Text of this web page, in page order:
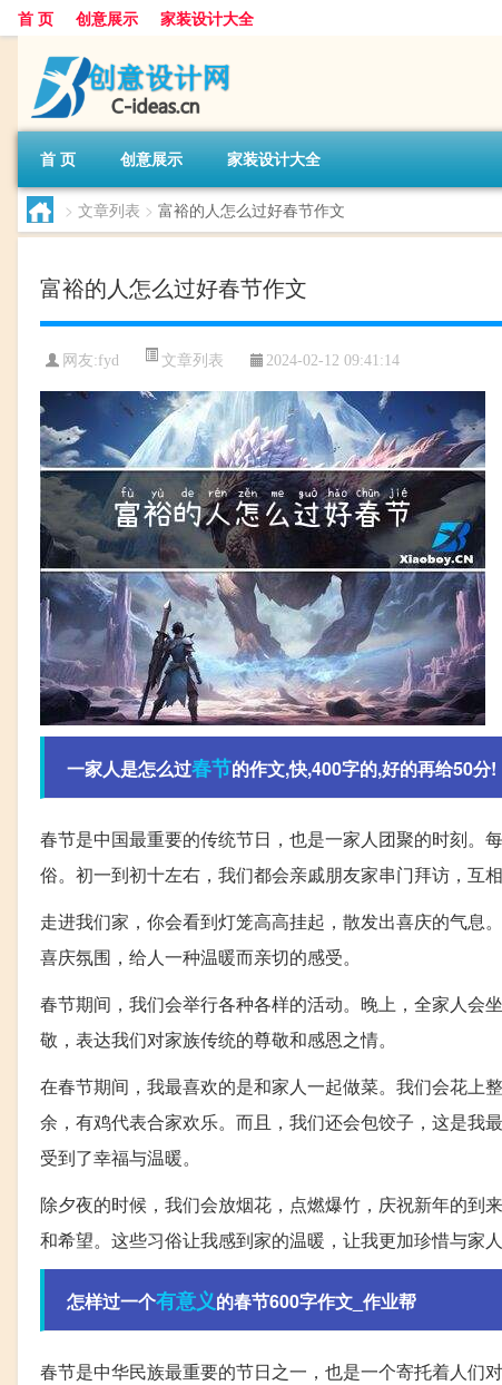
首 页 创意展示 家装设计大全
首 页 创意展示 家装设计大全
> 文章列表 > 富裕的人怎么过好春节作文
富裕的人怎么过好春节作文
网友:fyd 文章列表 2024-02-12 09:41:14
一家人是怎么过春节的作文,快,400字的,好的再给50分!
春节是中国最重要的传统节日，也是一家人团聚的时刻。
俗。初一到初十左右，我们都会亲戚朋友家串门拜访，互相
走进我们家，你会看到灯笼高高挂起，散发出喜庆的气息
喜庆氛围，给人一种温暖而亲切的感受。
春节期间，我们会举行各种各样的活动。晚上，全家人会
敬，表达我们对家族传统的尊敬和感恩之情。
在春节期间，我最喜欢的是和家人一起做菜。我们会花上
余，有鸡代表合家欢乐。而且，我们还会包饺子，这是我
受到了幸福与温暖。
除夕夜的时候，我们会放烟花，点燃爆竹，庆祝新年的到
和希望。这些习俗让我感到家的温暖，让我更加珍惜与家人
怎样过一个有意义的春节600字作文_作业帮
春节是中华民族最重要的节日之一，也是一个寄托着人们